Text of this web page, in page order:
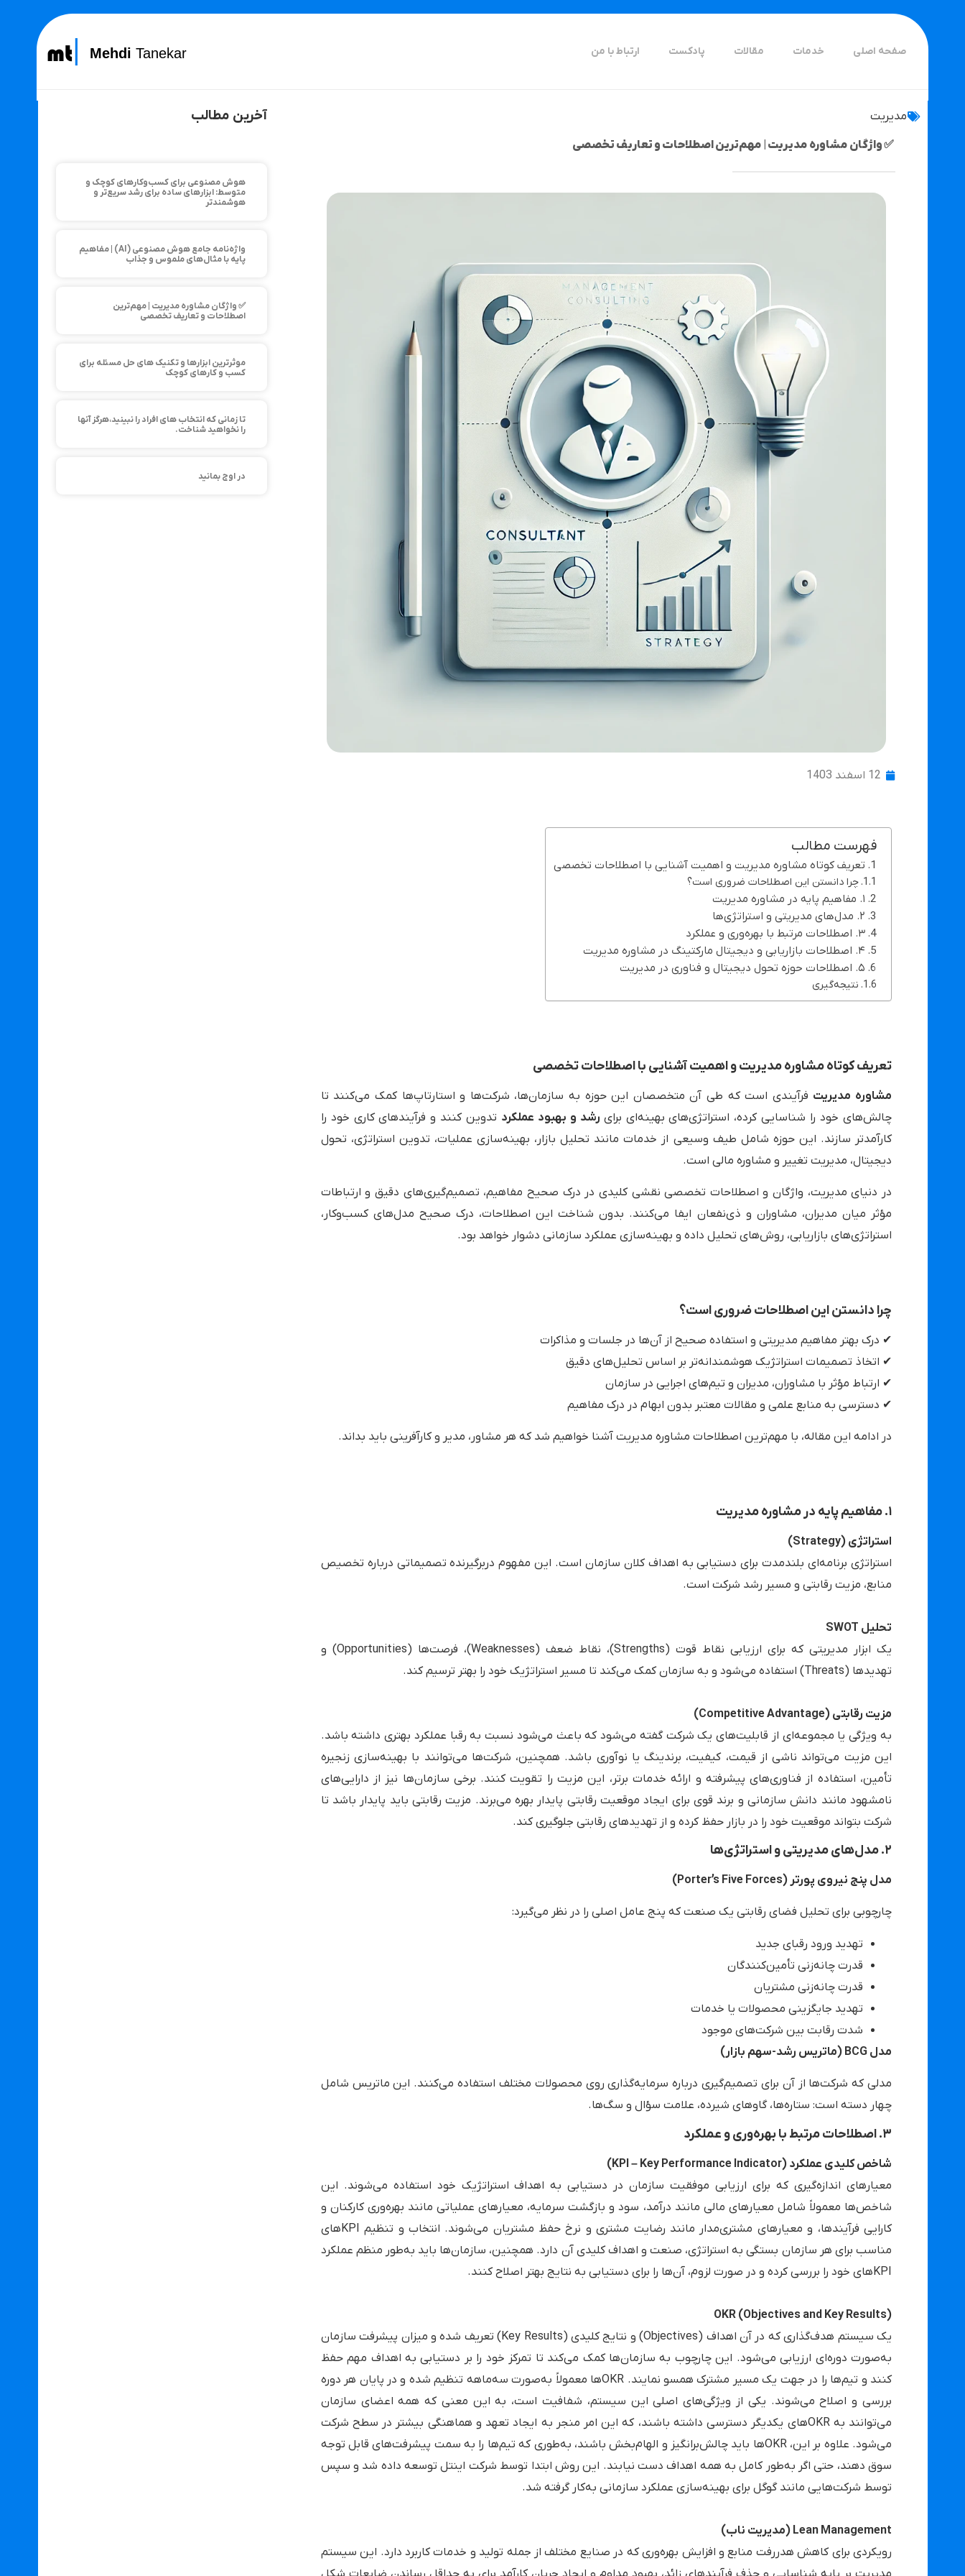
صفحه اصلی خدمات مقالات پادکست ارتباط با من Mehdi Tanekar
مدیریت
✅ واژگان مشاوره مدیریت | مهم‌ترین اصطلاحات و تعاریف تخصصی
12 اسفند 1403
فهرست مطالب
تعریف کوتاه مشاوره مدیریت و اهمیت آشنایی با اصطلاحات تخصصی
چرا دانستن این اصطلاحات ضروری است؟
۱. مفاهیم پایه در مشاوره مدیریت
۲. مدل‌های مدیریتی و استراتژی‌ها
۳. اصطلاحات مرتبط با بهره‌وری و عملکرد
۴. اصطلاحات بازاریابی و دیجیتال مارکتینگ در مشاوره مدیریت
۵. اصطلاحات حوزه تحول دیجیتال و فناوری در مدیریت
نتیجه‌گیری
تعریف کوتاه مشاوره مدیریت و اهمیت آشنایی با اصطلاحات تخصصی
مشاوره مدیریت فرآیندی است که طی آن متخصصان این حوزه به سازمان‌ها، شرکت‌ها و استارتاپ‌ها کمک می‌کنند تا
چالش‌های خود را شناسایی کرده، استراتژی‌های بهینه‌ای برای رشد و بهبود عملکرد تدوین کنند و فرآیندهای کاری خود را
کارآمدتر سازند. این حوزه شامل طیف وسیعی از خدمات مانند تحلیل بازار، بهینه‌سازی عملیات، تدوین استراتژی، تحول
دیجیتال، مدیریت تغییر و مشاوره مالی است.
در دنیای مدیریت، واژگان و اصطلاحات تخصصی نقشی کلیدی در درک صحیح مفاهیم، تصمیم‌گیری‌های دقیق و ارتباطات
مؤثر میان مدیران، مشاوران و ذی‌نفعان ایفا می‌کنند. بدون شناخت این اصطلاحات، درک صحیح مدل‌های کسب‌وکار،
استراتژی‌های بازاریابی، روش‌های تحلیل داده و بهینه‌سازی عملکرد سازمانی دشوار خواهد بود.
چرا دانستن این اصطلاحات ضروری است؟
✔ درک بهتر مفاهیم مدیریتی و استفاده صحیح از آن‌ها در جلسات و مذاکرات
✔ اتخاذ تصمیمات استراتژیک هوشمندانه‌تر بر اساس تحلیل‌های دقیق
✔ ارتباط مؤثر با مشاوران، مدیران و تیم‌های اجرایی در سازمان
✔ دسترسی به منابع علمی و مقالات معتبر بدون ابهام در درک مفاهیم
در ادامه این مقاله، با مهم‌ترین اصطلاحات مشاوره مدیریت آشنا خواهیم شد که هر مشاور، مدیر و کارآفرینی باید بداند.
۱. مفاهیم پایه در مشاوره مدیریت
استراتژی (Strategy)
استراتژی برنامه‌ای بلندمدت برای دستیابی به اهداف کلان سازمان است. این مفهوم دربرگیرنده تصمیماتی درباره تخصیص
منابع، مزیت رقابتی و مسیر رشد شرکت است.
تحلیل SWOT
یک ابزار مدیریتی که برای ارزیابی نقاط قوت (Strengths)، نقاط ضعف (Weaknesses)، فرصت‌ها (Opportunities) و
تهدیدها (Threats) استفاده می‌شود و به سازمان کمک می‌کند تا مسیر استراتژیک خود را بهتر ترسیم کند.
مزیت رقابتی (Competitive Advantage)
به ویژگی یا مجموعه‌ای از قابلیت‌های یک شرکت گفته می‌شود که باعث می‌شود نسبت به رقبا عملکرد بهتری داشته باشد.
این مزیت می‌تواند ناشی از قیمت، کیفیت، برندینگ یا نوآوری باشد. همچنین، شرکت‌ها می‌توانند با بهینه‌سازی زنجیره
تأمین، استفاده از فناوری‌های پیشرفته و ارائه خدمات برتر، این مزیت را تقویت کنند. برخی سازمان‌ها نیز از دارایی‌های
نامشهود مانند دانش سازمانی و برند قوی برای ایجاد موقعیت رقابتی پایدار بهره می‌برند. مزیت رقابتی باید پایدار باشد تا
شرکت بتواند موقعیت خود را در بازار حفظ کرده و از تهدیدهای رقابتی جلوگیری کند.
۲. مدل‌های مدیریتی و استراتژی‌ها
مدل پنج نیروی پورتر (Porter’s Five Forces)
چارچوبی برای تحلیل فضای رقابتی یک صنعت که پنج عامل اصلی را در نظر می‌گیرد:
تهدید ورود رقبای جدید
قدرت چانه‌زنی تأمین‌کنندگان
قدرت چانه‌زنی مشتریان
تهدید جایگزینی محصولات یا خدمات
شدت رقابت بین شرکت‌های موجود
مدل BCG (ماتریس رشد-سهم بازار)
مدلی که شرکت‌ها از آن برای تصمیم‌گیری درباره سرمایه‌گذاری روی محصولات مختلف استفاده می‌کنند. این ماتریس شامل
چهار دسته است: ستاره‌ها، گاوهای شیرده، علامت سؤال و سگ‌ها.
۳. اصطلاحات مرتبط با بهره‌وری و عملکرد
شاخص کلیدی عملکرد (KPI – Key Performance Indicator)
معیارهای اندازه‌گیری که برای ارزیابی موفقیت سازمان در دستیابی به اهداف استراتژیک خود استفاده می‌شوند. این
شاخص‌ها معمولاً شامل معیارهای مالی مانند درآمد، سود و بازگشت سرمایه، معیارهای عملیاتی مانند بهره‌وری کارکنان و
کارایی فرآیندها، و معیارهای مشتری‌مدار مانند رضایت مشتری و نرخ حفظ مشتریان می‌شوند. انتخاب و تنظیم KPIهای
مناسب برای هر سازمان بستگی به استراتژی، صنعت و اهداف کلیدی آن دارد. همچنین، سازمان‌ها باید به‌طور منظم عملکرد
KPIهای خود را بررسی کرده و در صورت لزوم، آن‌ها را برای دستیابی به نتایج بهتر اصلاح کنند.
OKR (Objectives and Key Results)
یک سیستم هدف‌گذاری که در آن اهداف (Objectives) و نتایج کلیدی (Key Results) تعریف شده و میزان پیشرفت سازمان
به‌صورت دوره‌ای ارزیابی می‌شود. این چارچوب به سازمان‌ها کمک می‌کند تا تمرکز خود را بر دستیابی به اهداف مهم حفظ
کنند و تیم‌ها را در جهت یک مسیر مشترک همسو نمایند. OKRها معمولاً به‌صورت سه‌ماهه تنظیم شده و در پایان هر دوره
بررسی و اصلاح می‌شوند. یکی از ویژگی‌های اصلی این سیستم، شفافیت است، به این معنی که همه اعضای سازمان
می‌توانند به OKRهای یکدیگر دسترسی داشته باشند، که این امر منجر به ایجاد تعهد و هماهنگی بیشتر در سطح شرکت
می‌شود. علاوه بر این، OKRها باید چالش‌برانگیز و الهام‌بخش باشند، به‌طوری که تیم‌ها را به سمت پیشرفت‌های قابل توجه
سوق دهند، حتی اگر به‌طور کامل به همه اهداف دست نیابند. این روش ابتدا توسط شرکت اینتل توسعه داده شد و سپس
توسط شرکت‌هایی مانند گوگل برای بهینه‌سازی عملکرد سازمانی به‌کار گرفته شد.
Lean Management (مدیریت ناب)
رویکردی برای کاهش هدررفت منابع و افزایش بهره‌وری که در صنایع مختلف از جمله تولید و خدمات کاربرد دارد. این سیستم
آخرین مطالب
هوش مصنوعی برای کسب‌وکارهای کوچک و
متوسط: ابزارهای ساده برای رشد سریع‌تر و
هوشمندتر
واژه‌نامه جامع هوش مصنوعی (AI) | مفاهیم
پایه با مثال‌های ملموس و جذاب
✅ واژگان مشاوره مدیریت | مهم‌ترین
اصطلاحات و تعاریف تخصصی
موثرترین ابزارها و تکنیک های حل مسئله برای
کسب و کارهای کوچک
تا زمانی که انتخاب های افراد را نبینید،هرگز آنها
را نخواهید شناخت.
در اوج بمانید